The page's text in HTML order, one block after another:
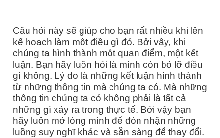
Câu hỏi này sẽ giúp cho bạn rất nhiều khi lên
kế hoạch làm một điều gì đó. Bởi vậy, khi
chúng ta hình thành một quan điểm, một kết
luận. Bạn hãy luôn hỏi là mình còn bỏ lỡ điều
gì không. Lý do là những kết luận hình thành
từ những thông tin mà chúng ta có. Mà những
thông tin chúng ta có không phải là tất cả
những gì xảy ra trong thực tế. Bởi vậy bạn
hãy luôn mở lòng mình để đón nhận những
luồng suy nghĩ khác và sẵn sàng để thay đổi.